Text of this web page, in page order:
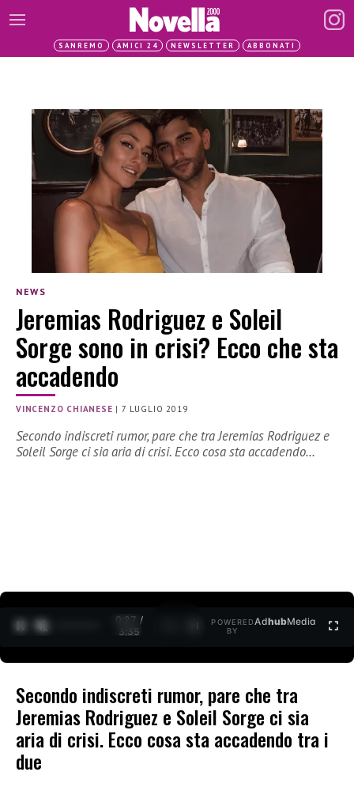
SANREMO AMICI 24 NEWSLETTER ABBONATI
NEWS
Jeremias Rodriguez e Soleil
Sorge sono in crisi? Ecco che sta
accadendo
VINCENZO CHIANESE |7 LUGLIO 2019
Secondo indiscreti rumor, pare che tra Jeremias Rodriguez e
Soleil Sorge ci sia aria di crisi. Ecco cosa sta accadendo…
0:27 /
3:35
POWERED
BY
AdhubMedia
Secondo indiscreti rumor, pare che tra
Jeremias Rodriguez e Soleil Sorge ci sia
aria di crisi. Ecco cosa sta accadendo tra i
due